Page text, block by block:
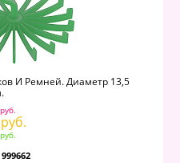
И Ремней. Диаметр 13,5
999662